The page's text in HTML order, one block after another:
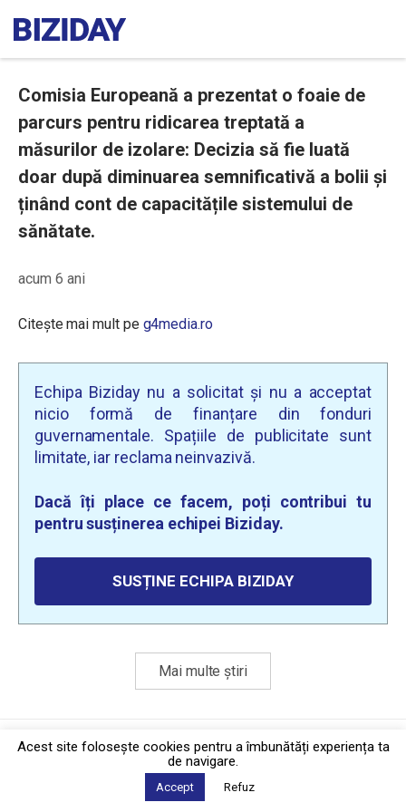
Comisia Europeană a prezentat o foaie de
parcurs pentru ridicarea treptată a
măsurilor de izolare: Decizia să fie luată
doar după diminuarea semnificativă a bolii și
ținând cont de capacitățile sistemului de
sănătate.
acum 6 ani
Citește mai mult pe g4media.ro
Echipa Biziday nu a solicitat și nu a acceptat
nicio formă de finanțare din fonduri
guvernamentale. Spațiile de publicitate sunt
limitate, iar reclama neinvazivă.
Dacă îți place ce facem, poți contribui tu
pentru susținerea echipei Biziday.
SUSȚINE ECHIPA BIZIDAY
Mai multe știri
Politica de confidențialitate·Contact
2026 © Biziday
Acest site foloseşte cookies pentru a îmbunătăți experiența ta
de navigare.
Accept Refuz